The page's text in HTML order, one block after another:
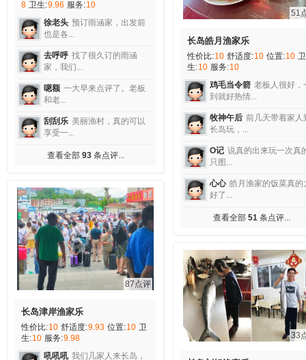
8 卫生:9.96 服务:10
徐老头 预订雨涵家，出发前
也是各...
去呼呼 找了很久订的雨涵
家，我们...
嗯额 一大早来点评了。老板
和老...
刮刮乐 美丽渔村，真的可以
享受一...
查看全部 93条点评...
87点评
长岛津岸渔家乐
性价比:10 舒适度:9.93 位置:10 卫
生:10 服务:9.98
吼吼吼 我们几家人来长岛，
51
长岛皓月渔家乐
性价比:10 舒适度:10 位置:10 卫
生:10 服务:10
鸡毛当令箭 老板人很好，
到就好热情...
牧神午后 前几天带着家人
长岛玩，...
O记 说真的出来玩一次真
只图...
心心 皓月渔家的饭菜真的
好了...
查看全部 51条点评...
33